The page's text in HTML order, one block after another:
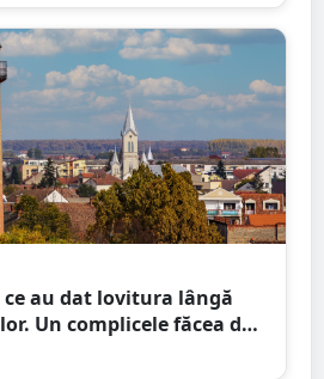
au dat lovitura lângă
Un complicele făcea de